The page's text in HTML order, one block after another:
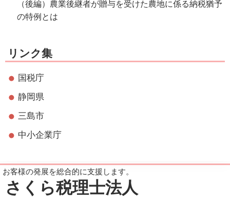
（後編）農業後継者が贈与を受けた農地に係る納税猶予
の特例とは
リンク集
国税庁
静岡県
三島市
中小企業庁
お客様の発展を総合的に支援します。
さくら税理士法人